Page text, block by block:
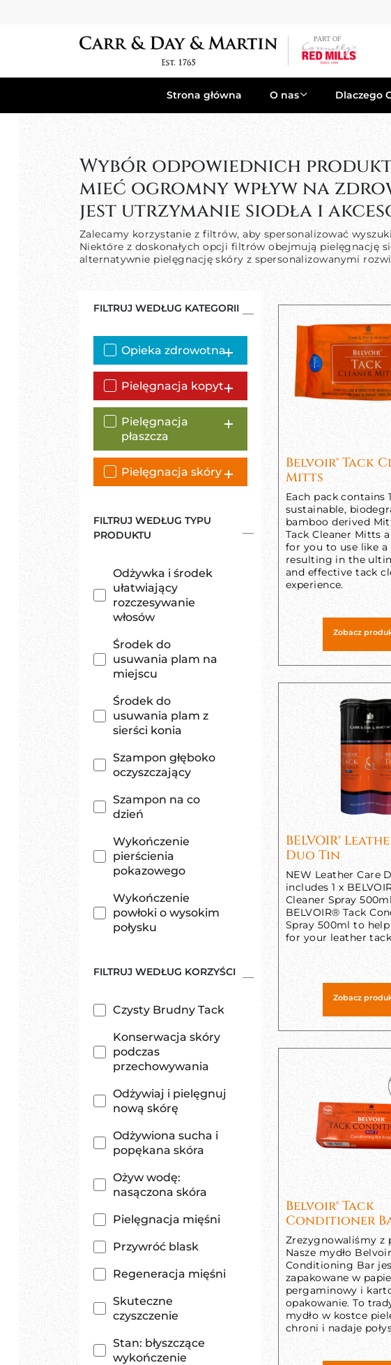
Strona główna O nas Dlaczego
Wybór odpowiednich
mieć ogromny wpływ na
jest utrzymanie siodła i
Zalecamy korzystanie z filtrów, aby spersonalizować
Niektóre z doskonałych opcji filtrów obejmują pielęgnację
alternatywnie pielęgnację skóry z spersonalizowanymi
FILTRUJ WEDŁUG KATEGORII
Opieka zdrowotna
Pielęgnacja kopyt
Pielęgnacja
płaszcza
Pielęgnacja skóry
FILTRUJ WEDŁUG TYPU
PRODUKTU
Odżywka i środek
ułatwiający
rozczesywanie
włosów
Środek do
usuwania plam na
miejscu
Środek do
usuwania plam z
sierści konia
Szampon głęboko
oczyszczający
Szampon na co
dzień
Wykończenie
pierścienia
pokazowego
Wykończenie
powłoki o wysokim
połysku
FILTRUJ WEDŁUG KORZYŚCI
Czysty Brudny Tack
Konserwacja skóry
podczas
przechowywania
Odżywiaj i pielęgnuj
nową skórę
Odżywiona sucha i
popękana skóra
Ożyw wodę:
nasączona skóra
Pielęgnacja mięśni
Przywróć blask
Regeneracja mięśni
Skuteczne
czyszczenie
Stan: błyszczące
wykończenie
Belvoir® Tack
Mitts
Each pack contains
sustainable,
bamboo derived
Tack Cleaner Mitts
for you to use like a
resulting in the
and effective tack
experience.
Zobacz
BELVOIR®
Duo Tin
NEW Leather Care
includes 1 x
Cleaner Spray
BELVOIR® Tack
Spray 500ml to
for your leather
Zobacz
Belvoir® Tack
Conditioner
Zrezygnowaliśmy z
Nasze mydło
Conditioning Bar
zapakowane w
pergaminowy i
opakowanie. To
mydło w kostce
chroni i nadaje